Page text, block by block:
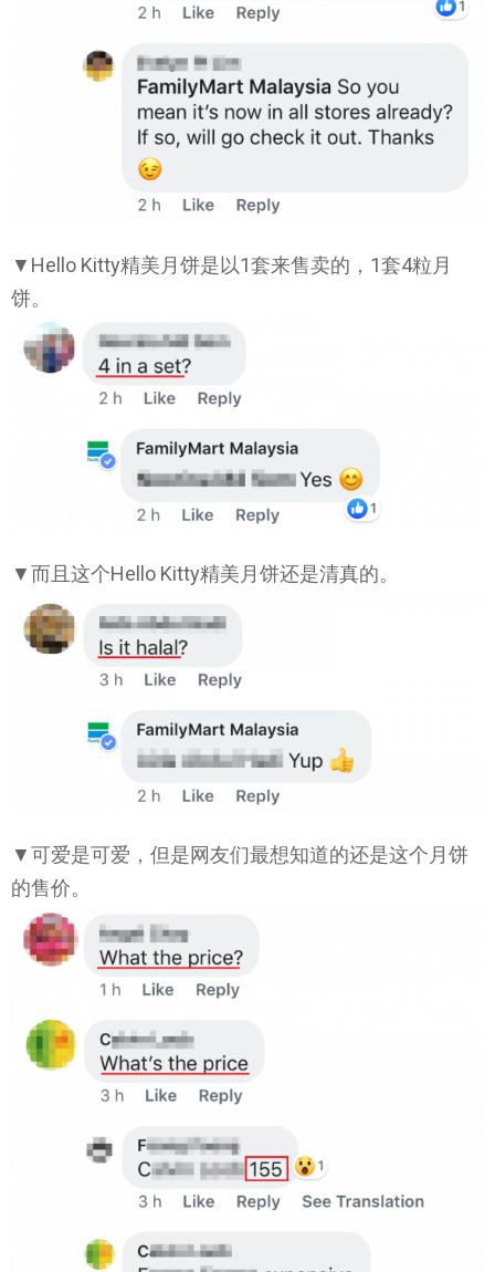
▼Hello Kitty精美月饼是以1套来售卖的，1套4粒月
饼。
▼而且这个Hello Kitty精美月饼还是清真的。
▼可爱是可爱，但是网友们最想知道的还是这个月饼
的售价。